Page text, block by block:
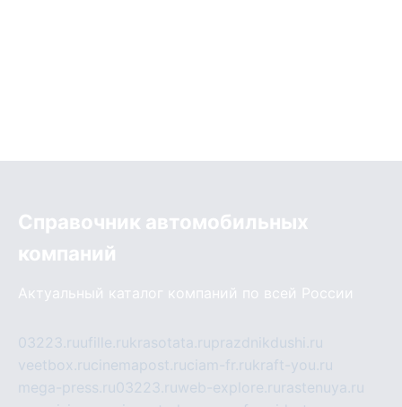
Справочник автомобильных
компаний
Актуальный каталог компаний по всей России
03223.ruufille.rukrasotata.ruprazdnikdushi.ru
veetbox.rucinemapost.ruciam-fr.rukraft-you.ru
mega-press.ru03223.ruweb-explore.ru rastenuya.ru